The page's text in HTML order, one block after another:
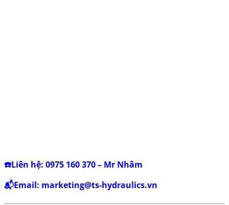
☎️Liên hệ: 0975 160 370 – Mr Nhâm
📬Email: marketing@ts-hydraulics.vn